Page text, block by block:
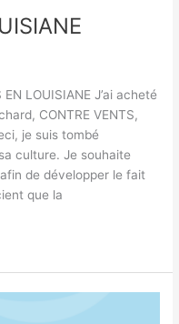
LOUISIANE J’ai acheté
CONTRE VENTS,
je suis tombé
culture. Je souhaite
de développer le fait
que la